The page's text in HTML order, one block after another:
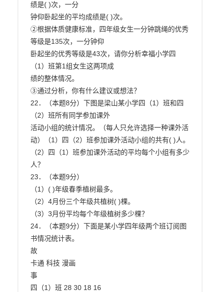
绩是( )次，一分
钟仰卧起坐的平均成绩是( )次。
②根据体质健康标准，四年级女生一分钟跳绳的优秀
等级是135次，一分钟仰
卧起坐的优秀等级是43次，请你分析幸福小学四
（1）班第1组女生这两项成
绩的整体情况。
③通过分析，你有什么建议或想法？
22．（本题8分）下图是梁山某小学四（1）班和四
（2）班所有同学参加课外
活动小组的统计情况。（每人只允许选择一种课外活
动）（1）四（2）班参加课外活动小组的共有( )人。
（2）四（1）班参加课外活动的平均每个小组有多少
人？
23．（本题9分）
（1）( )年级春季植树最多。
（2）4月份三个年级共植树( )棵。
（3）3月份平均每个年级植树多少棵？
24．（本题9分）下面是某小学四年级两个班订阅图
书情况统计表。
故
卡通 科技 漫画
事
四（1）班 28 30 18 16